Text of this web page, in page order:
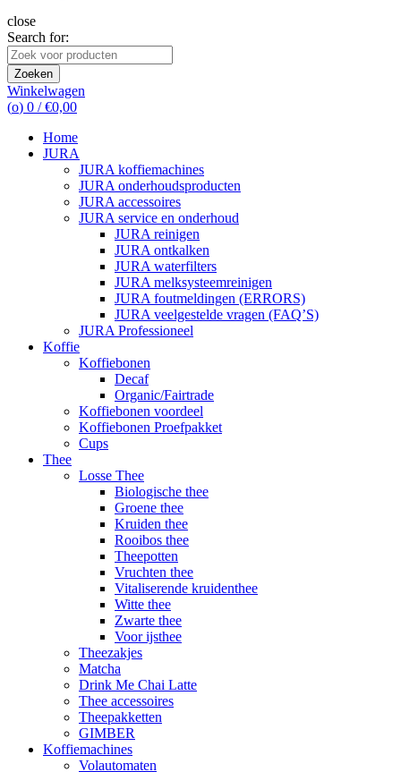
close
Search for:
Zoeken
Winkelwagen
(o) 0 / €0,00
Home
JURA
JURA koffiemachines
JURA onderhoudsproducten
JURA accessoires
JURA service en onderhoud
JURA reinigen
JURA ontkalken
JURA waterfilters
JURA melksysteemreinigen
JURA foutmeldingen (ERRORS)
JURA veelgestelde vragen (FAQ’S)
JURA Professioneel
Koffie
Koffiebonen
Decaf
Organic/Fairtrade
Koffiebonen voordeel
Koffiebonen Proefpakket
Cups
Thee
Losse Thee
Biologische thee
Groene thee
Kruiden thee
Rooibos thee
Theepotten
Vruchten thee
Vitaliserende kruidenthee
Witte thee
Zwarte thee
Voor ijsthee
Theezakjes
Matcha
Drink Me Chai Latte
Thee accessoires
Theepakketten
GIMBER
Koffiemachines
Volautomaten